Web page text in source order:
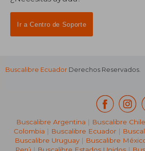
Ir a Centro de Soporte
Buscalibre Ecuador Derechos Reservados.
Buscalibre Argentina | Buscalibre Chile
Colombia | Buscalibre Ecuador |
Buscalibre Uruguay| Buscalibre